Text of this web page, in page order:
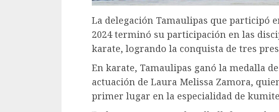
La delegación Tamaulipas que participó
2024 terminó su participación en las
karate, logrando la conquista de tres
En karate, Tamaulipas ganó la medalla
actuación de Laura Melissa Zamora,
primer lugar en la especialidad de